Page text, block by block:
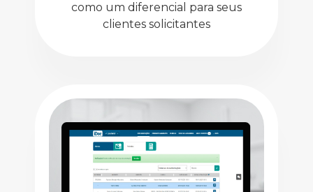
como um diferencial para seus
clientes solicitantes